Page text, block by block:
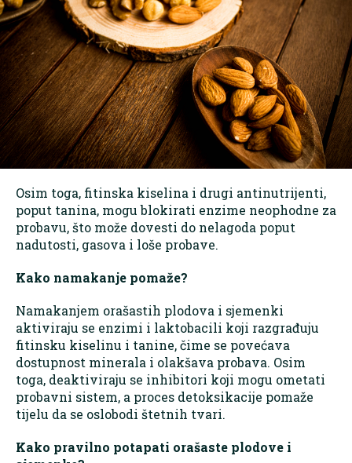
Osim toga, fitinska kiselina i drugi antinutrijenti,
poput tanina, mogu blokirati enzime neophodne za
probavu, što može dovesti do nelagoda poput
nadutosti, gasova i loše probave.
Kako namakanje pomaže?
Namakanjem orašastih plodova i sjemenki
aktiviraju se enzimi i laktobacili koji razgrađuju
fitinsku kiselinu i tanine, čime se povećava
dostupnost minerala i olakšava probava. Osim
toga, deaktiviraju se inhibitori koji mogu ometati
probavni sistem, a proces detoksikacije pomaže
tijelu da se oslobodi štetnih tvari.
Kako pravilno potapati orašaste plodove i